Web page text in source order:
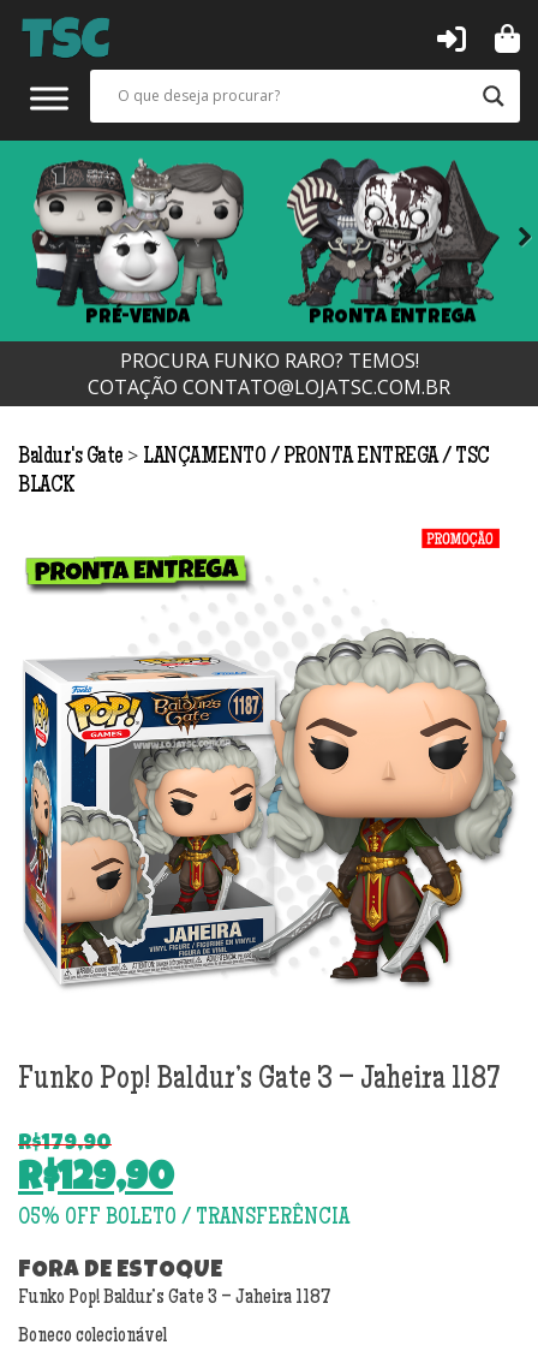
PRÉ-VENDA PRONTA ENTREGA
Next
PROCURA FUNKO RARO? TEMOS!
COTAÇÃO CONTATO@LOJATSC.COM.BR
Baldur's Gate > LANÇAMENTO PRONTA ENTREGA
TSC
BLACK
Funko Pop! Baldur’s Gate 3 – Jaheira 1187
R$179,90
O
preço
era:
R$179,90.
R$129,90
O
atual
é:
R$129,90.
FORA DE ESTOQUE
Funko Pop! Baldur’s Gate 3 – Jaheira 1187
Boneco colecionável